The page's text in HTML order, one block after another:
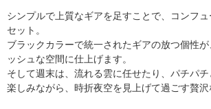
シンプルで上質なギアを足すことで、コンフ
セット。
ブラックカラーで統一されたギアの放つ個性
ッシュな空間に仕上げます。
そして週末は、流れる雲に任せたり、パチパ
楽しみながら、時折夜空を見上げて過ごす贅沢